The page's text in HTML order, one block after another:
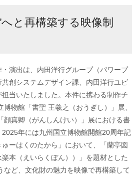
と再構築する映像制
演出は、内田洋行グループ（パワープ
創システムデザイン課、内田洋行ユビ
当いたしました。本件に携わる制作チ
物館「書聖 王羲之（おうぎし）」展、
顔真卿（がんしんけい）」展における書
年には九州国立博物館開館20周年記
ーはくのたから」において、「蘭亭図
本（えいらくぼん））」を題材とした
など、文化財の魅力を映像で再構築して